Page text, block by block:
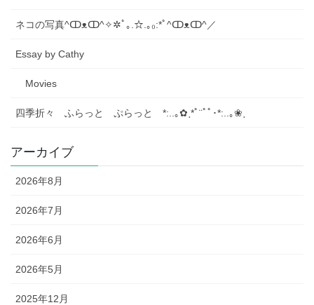
ネコの写真​^ↀᴥↀ^✧✲ﾟ｡.☆.｡₀:*ﾟ^ↀᴥↀ^／
Essay by Cathy
Movies
四季折々 ふらっと ぷらっと *:..｡✿ ฺ*ﾟ¨ﾟﾟ･*:..｡❀ ฺ
アーカイブ
2026年8月
2026年7月
2026年6月
2026年5月
2025年12月